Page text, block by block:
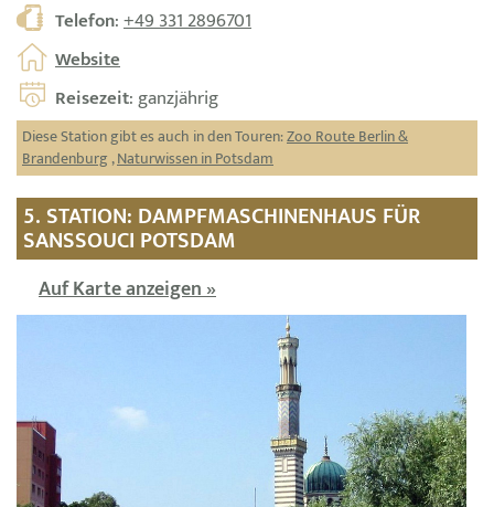
Telefon:+49 331 2896701
Website
Reisezeit: ganzjährig
Diese Station gibt es auch in den Touren:Zoo Route Berlin &
Brandenburg ,Naturwissen in Potsdam
5. STATION: DAMPFMASCHINENHAUS FÜR
SANSSOUCI POTSDAM
Auf Karte anzeigen »